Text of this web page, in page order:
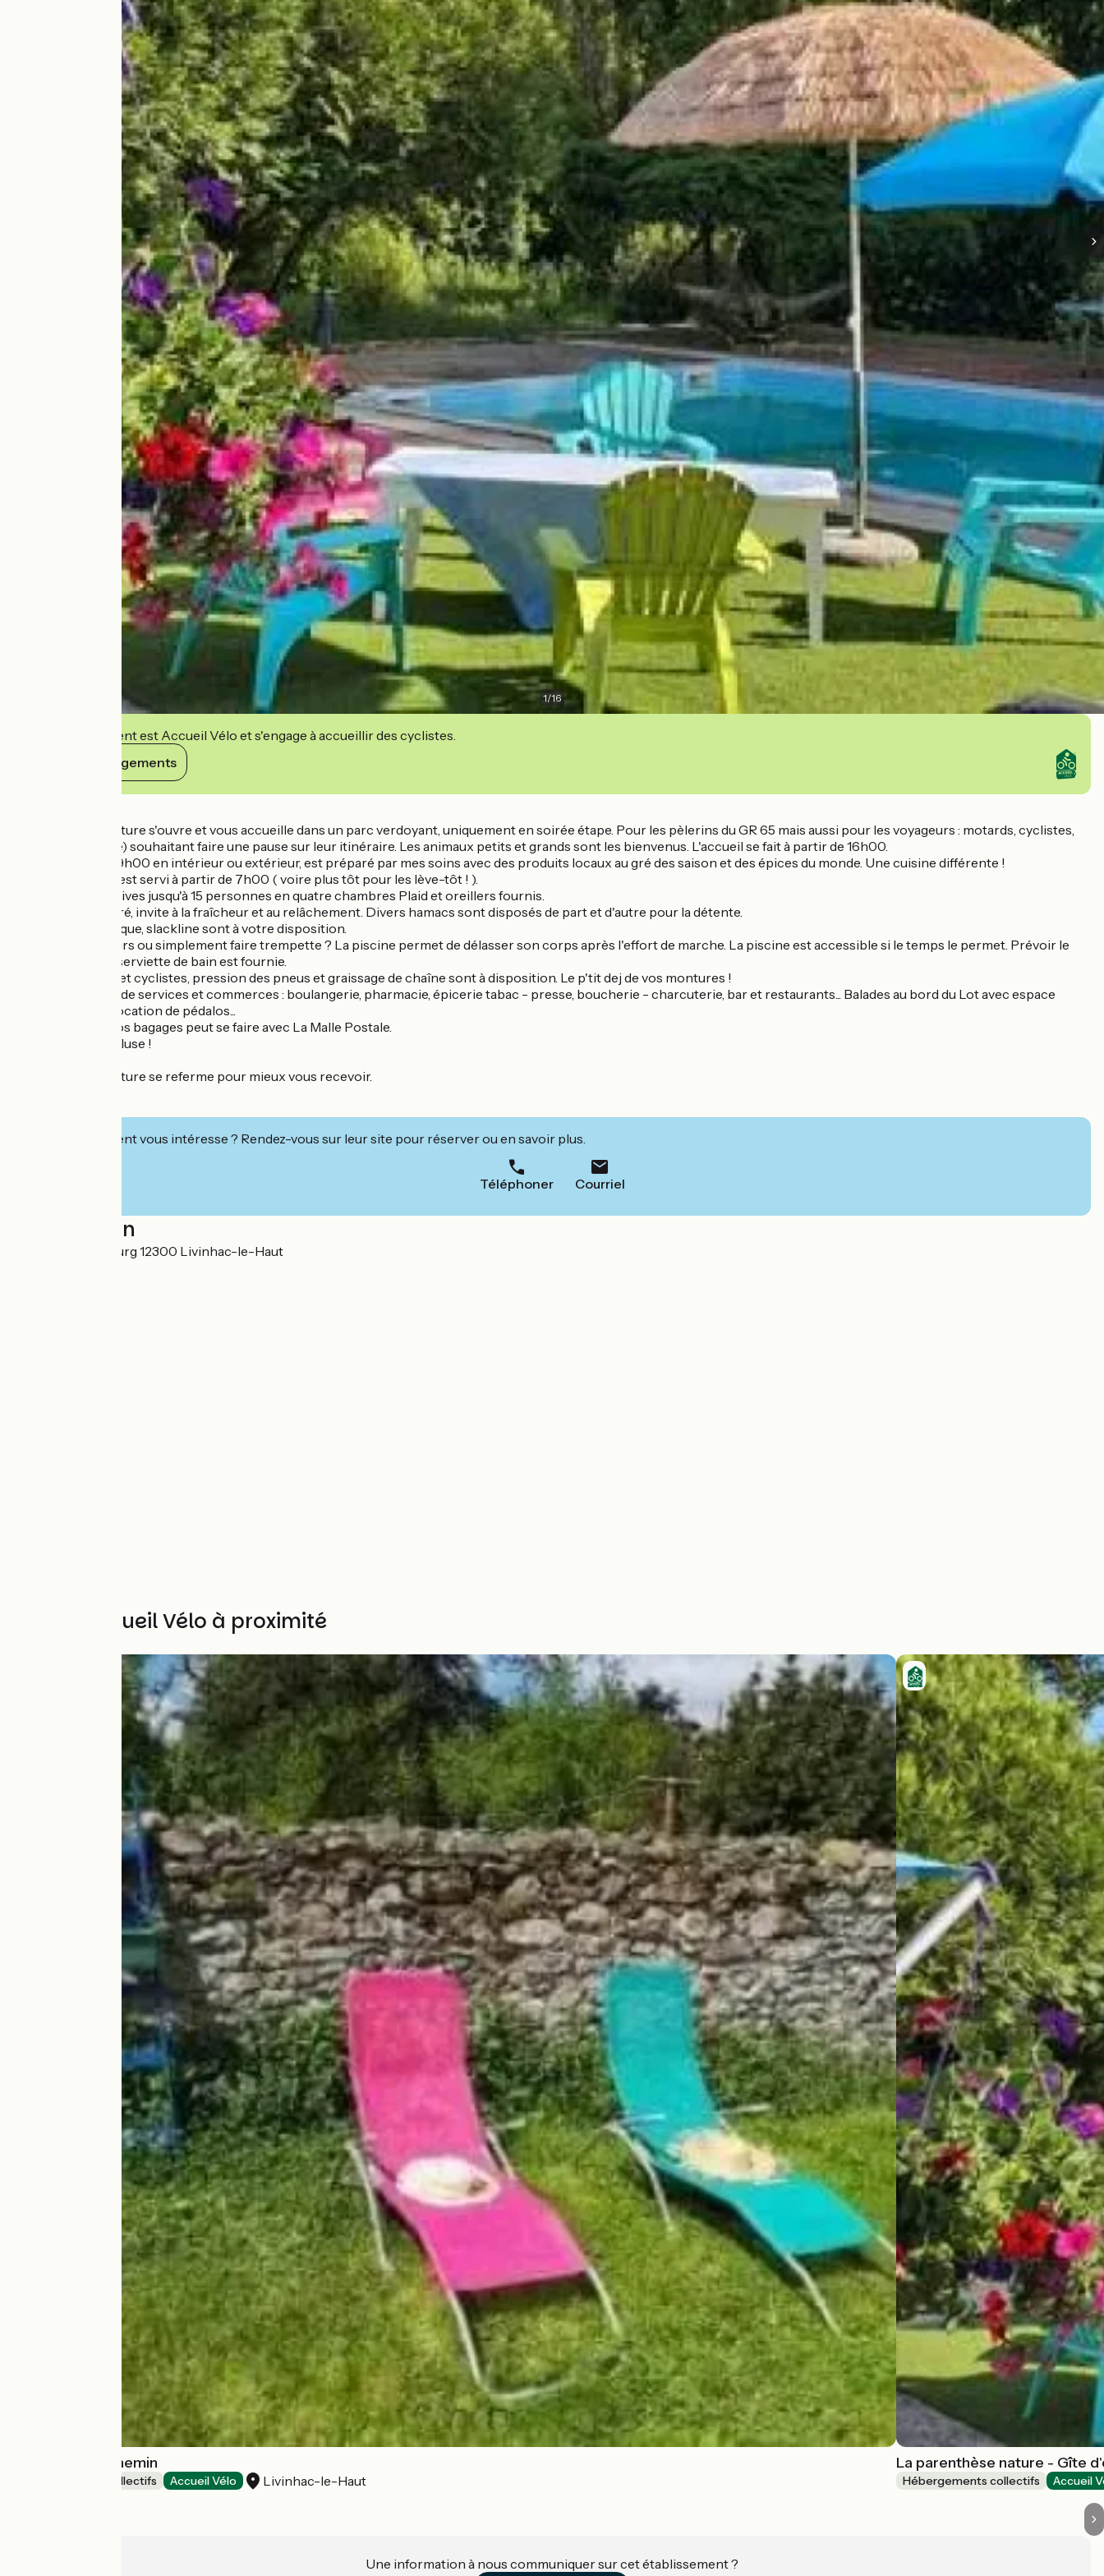
1/16
Cet établissement est Accueil Vélo et s'engage à accueillir des cyclistes.
Voir ses engagements
La Parenthèse Nature s'ouvre et vous accueille dans un parc verdoyant, uniquement en soirée étape. Pour les pèlerins du GR 65 mais aussi pour les voyageurs : motards, cyclistes,
etc. (parking privé) souhaitant faire une pause sur leur itinéraire. Les animaux petits et grands sont les bienvenus. L'accueil se fait à partir de 16h00.
Le repas, servi à 19h00 en intérieur ou extérieur, est préparé par mes soins avec des produits locaux au gré des saison et des épices du monde. Une cuisine différente !
Le petit déjeuner est servi à partir de 7h00 ( voire plus tôt pour les lève-tôt ! ).
Chambres collectives jusqu'à 15 personnes en quatre chambres Plaid et oreillers fournis.
Le parc, très arboré, invite à la fraîcheur et au relâchement. Divers hamacs sont disposés de part et d'autre pour la détente.
Ping-pong, pétanque, slackline sont à votre disposition.
Quelques longueurs ou simplement faire trempette ? La piscine permet de délasser son corps après l'effort de marche. La piscine est accessible si le temps le permet. Prévoir le
maillot de bain, la serviette de bain est fournie.
Pour les motards et cyclistes, pression des pneus et graissage de chaîne sont à disposition. Le p'tit dej de vos montures !
Le village dispose de services et commerces : boulangerie, pharmacie, épicerie tabac - presse, boucherie - charcuterie, bar et restaurants... Balades au bord du Lot avec espace
baignade en été, location de pédalos...
Le transport de vos bagages peut se faire avec La Malle Postale.
Taxe de séjour incluse !
La Parenthèse Nature se referme pour mieux vous recevoir.
Cet établissement vous intéresse ? Rendez-vous sur leur site pour réserver ou en savoir plus.
Téléphoner Courriel
Localisation
100 rue du Faubourg 12300 Livinhac-le-Haut
Autres Accueil Vélo à proximité
A chacun son chemin
Hébergements collectifs Accueil Vélo Livinhac-le-Haut
La parenthèse nature - Gîte
Hébergements collectifs Accueil
Une information à nous communiquer sur cet établissement ?